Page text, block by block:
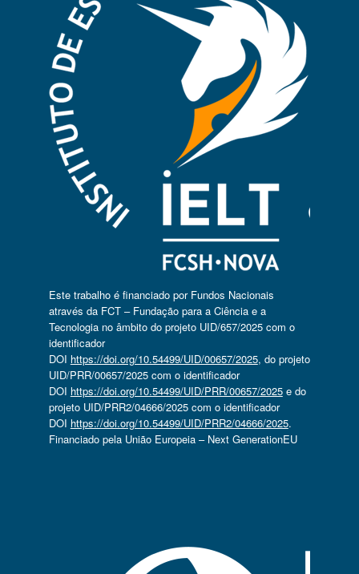
Este trabalho é financiado por Fundos Nacionais
através da FCT – Fundação para a Ciência e a
Tecnologia no âmbito do projeto UID/657/2025 com o
identificador
DOI https://doi.org/10.54499/UID/00657/2025, do projeto
UID/PRR/00657/2025 com o identificador
DOI https://doi.org/10.54499/UID/PRR/00657/2025e do
projeto UID/PRR2/04666/2025 com o identificador
DOI https://doi.org/10.54499/UID/PRR2/04666/2025.
Financiado pela União Europeia – Next GenerationEU